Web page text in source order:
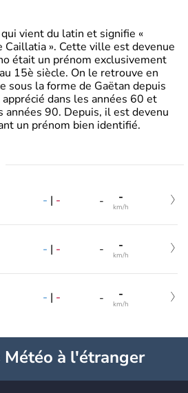
vient du latin et signifie «
». Cette ville est devenue
était un prénom exclusivement
15è siècle. On le retrouve en
sous la forme de Gaëtan depuis
dans les années 60 et
années 90. Depuis, il est devenu
un prénom bien identifié.
- | - - -
km/h
- | - - -
km/h
- | - - -
km/h
à l'étranger